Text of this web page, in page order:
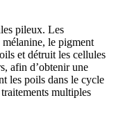
pileux. Les
le pigment
et détruit les cellules
afin d’obtenir une
les poils dans le cycle
multiples